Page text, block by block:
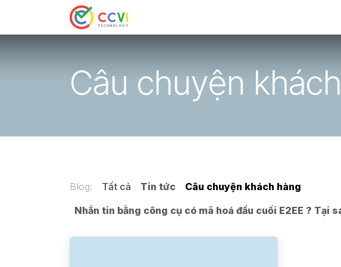
Bỏ qua để đến Nội dung
Câu chuyện
Blog: Tất cả Tin tức
Câu chuyện khách hàng
Nhắn tin bằng công cụ có mã hoá đầu cuối E2EE ? Tại